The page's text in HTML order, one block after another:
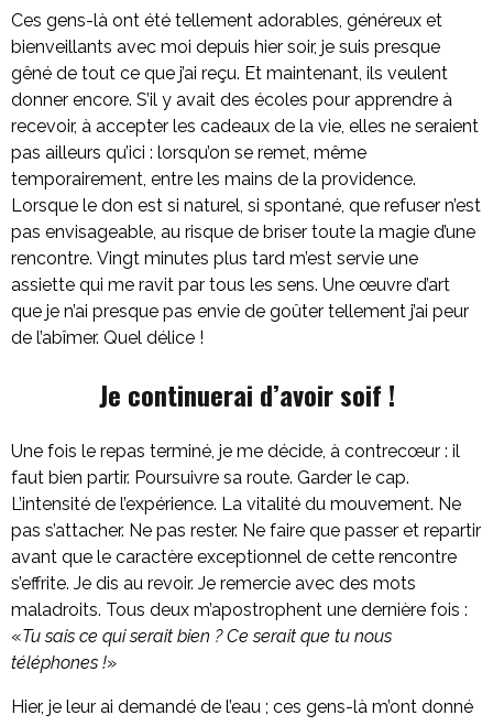
Ces gens-là ont été tellement adorables, généreux et
bienveillants avec moi depuis hier soir, je suis presque
gêné de tout ce que j’ai reçu. Et maintenant, ils veulent
donner encore. S’il y avait des écoles pour apprendre à
recevoir, à accepter les cadeaux de la vie, elles ne seraient
pas ailleurs qu’ici : lorsqu’on se remet, même
temporairement, entre les mains de la providence.
Lorsque le don est si naturel, si spontané, que refuser n’est
pas envisageable, au risque de briser toute la magie d’une
rencontre. Vingt minutes plus tard m’est servie une
assiette qui me ravit par tous les sens. Une œuvre d’art
que je n’ai presque pas envie de goûter tellement j’ai peur
de l’abîmer. Quel délice !
Je continuerai d’avoir soif !
Une fois le repas terminé, je me décide, à contrecœur : il
faut bien partir. Poursuivre sa route. Garder le cap.
L’intensité de l’expérience. La vitalité du mouvement. Ne
pas s’attacher. Ne pas rester. Ne faire que passer et repartir
avant que le caractère exceptionnel de cette rencontre
s’effrite. Je dis au revoir. Je remercie avec des mots
maladroits. Tous deux m’apostrophent une dernière fois :
«Tu sais ce qui serait bien ? Ce serait que tu nous
téléphones !»
Hier, je leur ai demandé de l’eau ; ces gens-là m’ont donné